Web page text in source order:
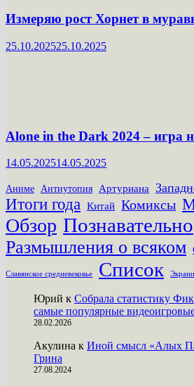
Измеряю рост Хорнет в
25.10.202525.10.2025
Alone in the Dark 2024 – игра
14.05.202514.05.2025
Аниме Антиутопия Артуриана
Итоги года Китай Комиксы
Обзор Познавательно
Размышления о всяком
Славянское средневековье Список
Юрий к Собрала статистику
самые популярные
28.02.2026
Акулина к Иной смысл «Алых
Грина
27.08.2024